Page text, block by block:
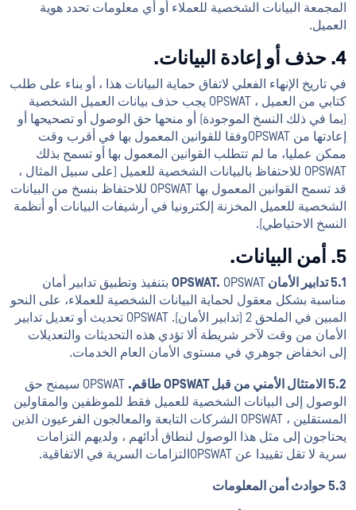
المجمعة البيانات الشخصية للعملاء أو أي معلومات تحدد هوية
العميل.
4. حذف أو إعادة البيانات.
في تاريخ الإنهاء الفعلي لاتفاق حماية البيانات هذا ، أو بناء على طلب
كتابي من العميل ، OPSWAT يجب حذف بيانات العميل الشخصية
(بما في ذلك النسخ الموجودة) أو منحها حق الوصول أو تصحيحها أو
إعادتها من OPSWATوفقا للقوانين المعمول بها في أقرب وقت
ممكن عمليا، ما لم تتطلب القوانين المعمول بها أو تسمح بذلك
OPSWAT للاحتفاظ بالبيانات الشخصية للعميل (على سبيل المثال ،
قد تسمح القوانين المعمول بها OPSWAT للاحتفاظ بنسخ من البيانات
الشخصية للعميل المخزنة إلكترونيا في أرشيفات البيانات أو أنظمة
النسخ الاحتياطي).
5. أمن البيانات.
5.1 تدابير الأمان OPSWAT.
OPSWAT بتنفيذ وتطبيق تدابير أمان
مناسبة بشكل معقول لحماية البيانات الشخصية للعملاء، على النحو
المبين في الملحق 2 (تدابير الأمان). OPSWAT تحديث أو تعديل تدابير
الأمان من وقت لآخر شريطة ألا تؤدي هذه التحديثات والتعديلات
إلى انخفاض جوهري في مستوى الأمان العام الخدمات.
5.2 الامتثال الأمني من قبل OPSWAT طاقم.
OPSWAT سيمنح حق
الوصول إلى البيانات الشخصية للعميل فقط للموظفين والمقاولين
المستقلين ، OPSWAT الشركات التابعة والمعالجون الفرعيون الذين
يحتاجون إلى مثل هذا الوصول لنطاق أدائهم ، ولديهم التزامات
سرية لا تقل تقييدا عن OPSWATالتزامات السرية في الاتفاقية.
5.3 حوادث أمن المعلومات